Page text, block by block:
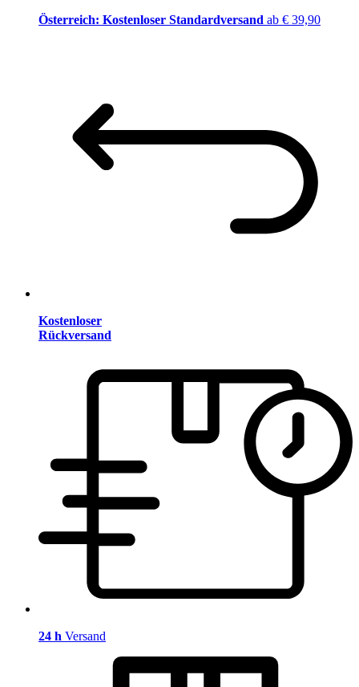
Österreich: Kostenloser Standardversand ab € 39,90
Kostenloser
Rückversand
24 h Versand